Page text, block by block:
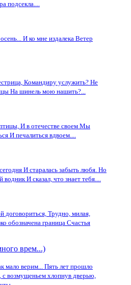
подсекла....
И ко мне издалека Ветер
Командиру услужить? Не
На шинель мою нашить?...
И в отечестве своем Мы
И печалиться вдвоем....
И старалась забыть любя. Но
И сказал, что знает тебя....
договориться, Трудно, милая,
обозначена граница Счастья
врем...)
мало верим... Пять лет прошло
с возмущеньем хлопнув дверью,